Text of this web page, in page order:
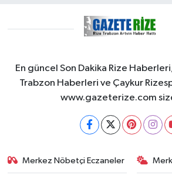
En güncel Son Dakika Rize
Trabzon Haberleri ve Çaykur
www.gazeterize.com
Merkez Nöbetçi Eczaneler